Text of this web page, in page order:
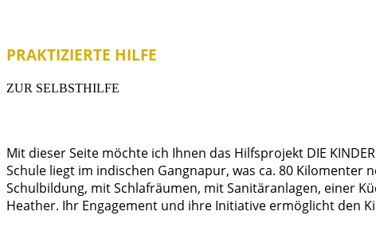
PRAKTIZIERTE HILFE
ZUR SELBSTHILFE
Mit dieser Seite möchte ich Ihnen das Hilfsprojekt DIE
Schule liegt im indischen Gangnapur, was ca. 80 Kilomenter
Schulbildung, mit Schlafräumen, mit Sanitäranlagen, einer
Heather. Ihr Engagement und ihre Initiative ermöglicht den